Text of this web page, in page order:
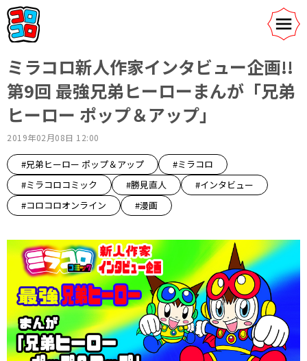
ミラコロ新人作家インタビュー企画!!
第9回 最強兄弟ヒーローまんが「兄弟
ヒーロー ポップ＆アップ」
2019年02月08日 12:00
#兄弟ヒーロー ポップ＆アップ
#ミラコロ
#ミラコロコミック
#勝見直人
#インタビュー
#コロコロオンライン
#漫画